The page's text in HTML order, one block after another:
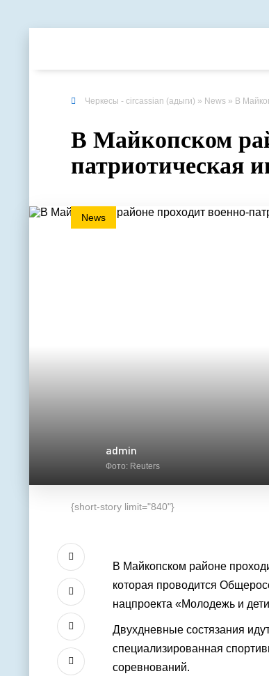
Черкесы - circassian (адыги) » News » В
В Майкопском
патриотическая
News
admin
Фото: Reuters
{short-story limit="840"}
В Майкопском районе
которая проводится
нацпроекта «Молодежь и
Двухдневные состязания
специализированная
соревнований.